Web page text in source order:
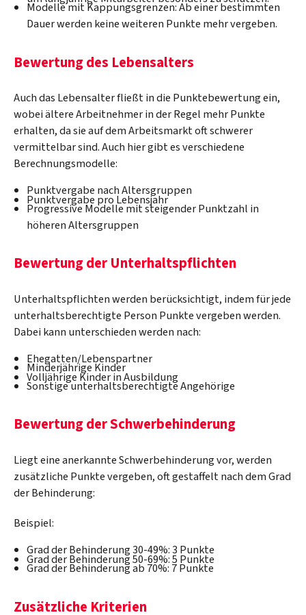
Modelle mit Kappungsgrenzen: Ab einer bestimmten
Dauer werden keine weiteren Punkte mehr vergeben.
Bewertung des Lebensalters
Auch das Lebensalter fließt in die Punktebewertung ein,
wobei ältere Arbeitnehmer in der Regel mehr Punkte
erhalten, da sie auf dem Arbeitsmarkt oft schwerer
vermittelbar sind. Auch hier gibt es verschiedene
Berechnungsmodelle:
Punktvergabe nach Altersgruppen
Punktvergabe pro Lebensjahr
Progressive Modelle mit steigender Punktzahl in
höheren Altersgruppen
Bewertung der Unterhaltspflichten
Unterhaltspflichten werden berücksichtigt, indem für jede
unterhaltsberechtigte Person Punkte vergeben werden.
Dabei kann unterschieden werden nach:
Ehegatten/Lebenspartner
Minderjährige Kinder
Volljährige Kinder in Ausbildung
Sonstige unterhaltsberechtigte Angehörige
Bewertung der Schwerbehinderung
Liegt eine anerkannte Schwerbehinderung vor, werden
zusätzliche Punkte vergeben, oft gestaffelt nach dem Grad
der Behinderung:
Beispiel:
Grad der Behinderung 30-49%: 3 Punkte
Grad der Behinderung 50-69%: 5 Punkte
Grad der Behinderung ab 70%: 7 Punkte
Zusätzliche Kriterien